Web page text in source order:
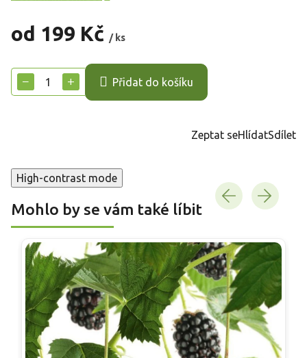
od 199 Kč / ks
cena:
+
− Přidat do košíku
Zeptat seHlídatSdílet
High-contrast mode
Mohlo by se vám také líbit